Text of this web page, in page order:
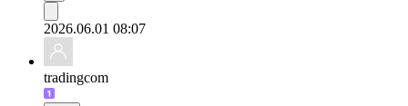
2026.06.01 08:07
tradingcom